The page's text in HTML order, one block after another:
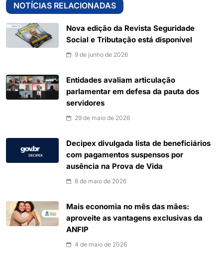
NOTÍCIAS RELACIONADAS
Nova edição da Revista Seguridade
Social e Tributação está disponível
9 de junho de 2026
Entidades avaliam articulação
parlamentar em defesa da pauta dos
servidores
29 de maio de 2026
Decipex divulgada lista de beneficiários
com pagamentos suspensos por
ausência na Prova de Vida
8 de maio de 2026
Mais economia no mês das mães:
aproveite as vantagens exclusivas da
ANFIP
4 de maio de 2026